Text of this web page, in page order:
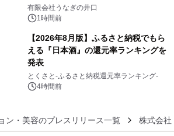
「井口の誉」誕生
有限会社うなぎの井口
1時間前
【2026年8月版】ふるさと納税でもら
える『日本酒』の還元率ランキングを
発表
とくさと-ふるさと納税還元率ランキング-
4時間前
ン・美容のプレスリリース一覧 株式会